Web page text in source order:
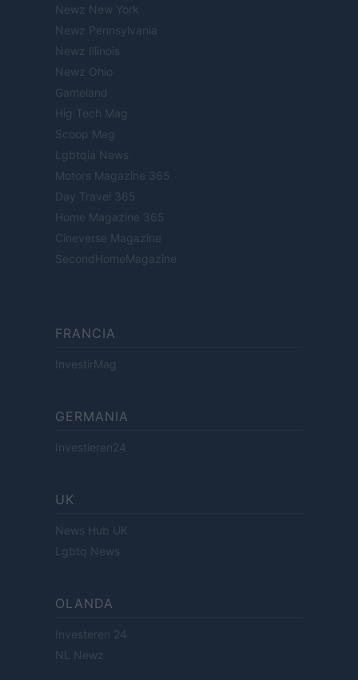
Newz New York
Newz Pennsylvania
Newz Illinois
Newz Ohio
Gameland
Hig Tech Mag
Scoop Mag
Lgbtqia News
Motors Magazine 365
Day Travel 365
Home Magazine 365
Cineverse Magazine
SecondHomeMagazine
FRANCIA
InvestirMag
GERMANIA
Investieren24
UK
News Hub UK
Lgbtq News
OLANDA
Investeren 24
NL Newz